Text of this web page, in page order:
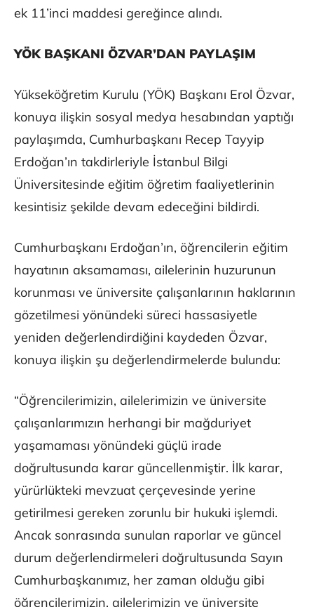
ek 11’inci maddesi gereğince alındı.
YÖK BAŞKANI ÖZVAR’DAN PAYLAŞIM
Yükseköğretim Kurulu (YÖK) Başkanı Erol Özvar,
konuya ilişkin sosyal medya hesabından yaptığı
paylaşımda, Cumhurbaşkanı Recep Tayyip
Erdoğan’ın takdirleriyle İstanbul Bilgi
Üniversitesinde eğitim öğretim faaliyetlerinin
kesintisiz şekilde devam edeceğini bildirdi.
Cumhurbaşkanı Erdoğan’ın, öğrencilerin eğitim
hayatının aksamaması, ailelerinin huzurunun
korunması ve üniversite çalışanlarının haklarının
gözetilmesi yönündeki süreci hassasiyetle
yeniden değerlendirdiğini kaydeden Özvar,
konuya ilişkin şu değerlendirmelerde bulundu:
“Öğrencilerimizin, ailelerimizin ve üniversite
çalışanlarımızın herhangi bir mağduriyet
yaşamaması yönündeki güçlü irade
doğrultusunda karar güncellenmiştir. İlk karar,
yürürlükteki mevzuat çerçevesinde yerine
getirilmesi gereken zorunlu bir hukuki işlemdi.
Ancak sonrasında sunulan raporlar ve güncel
durum değerlendirmeleri doğrultusunda Sayın
Cumhurbaşkanımız, her zaman olduğu gibi
öğrencilerimizin, ailelerimizin ve üniversite